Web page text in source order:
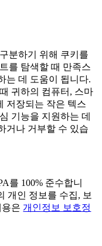
분하기 위해 쿠키를
를 탐색할 때 만족스
는 데 도움이 됩니다.
귀하의 컴퓨터, 스마
저장되는 작은 텍스
기능을 지원하는 데
거나 거부할 수 있습
를 100% 준수합니
개인 정보를 수집, 보
용은개인정보 보호정